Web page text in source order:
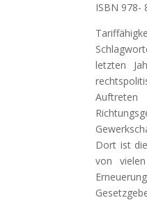
ISBN 978-
letzten
Dort ist
von